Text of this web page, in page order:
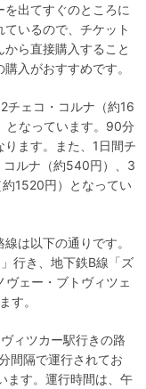
出てすぐのところに
いるので、チケット
ら直接購入すること
入がおすすめです。
チェコ・コルナ（約16
となっています。90分
ます。また、1日間チ
コルナ（約540円）、3
1520円）となってい
は以下の通りです。
行き、地下鉄B線「ズ
ェー・ブトヴィツェ
す。
ィツカー駅行きの路
間隔で運行されてお
ます。運行時間は、午